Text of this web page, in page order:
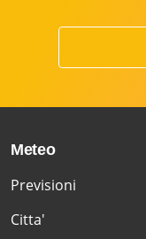
Meteo
Previsioni
Citta'